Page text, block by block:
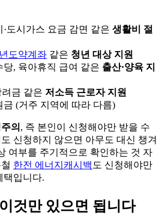
도시가스 요금 감면 같은 생활비 절
도약계좌 같은 청년 대상 지원
, 육아휴직 급여 같은 출산·양육 지
금 같은 저소득 근로자 지원
금 (거주 지역에 따라 다름)
의 , 즉 본인이 신청해야만 받을 수
신청하지 않으면 아무도 대신 챙겨
여부를 주기적으로 확인하는 것 자
한전 에너지캐시백 도 신청해야만
택입니다.
것만 있으면 됩니다